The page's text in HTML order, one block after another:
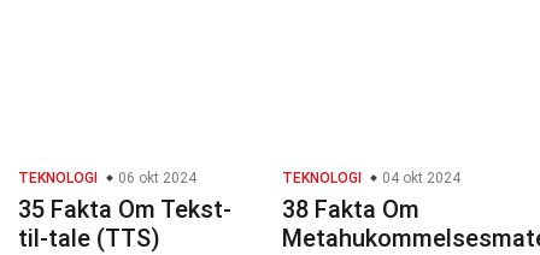
TEKNOLOGI 06 okt 2024
35 Fakta Om Tekst-
til-tale (TTS)
TEKNOLOGI 04 okt 2024
38 Fakta Om